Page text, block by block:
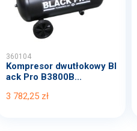
360104
Kompresor dwutłokowy Bl
ack Pro B3800B...
3 782,25 zł